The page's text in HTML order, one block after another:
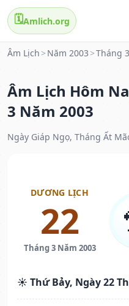
🗓️Amlich.org
Âm Lịch > Năm 2003 >Tháng 3
Âm Lịch Hôm
3 Năm 2003
Ngày Giáp Ngọ, Tháng Ất
DƯƠNG LỊCH
22
Tháng 3 Năm 2003
☀️ Thứ Bảy, Ngày 22